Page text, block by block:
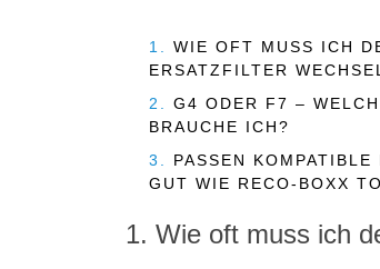
1. WIE OFT MUSS ICH
ERSATZFILTER
2. G4 ODER F7 –
BRAUCHE ICH?
3. PASSEN
GUT WIE RECO-BOXX
Wie oft muss ich